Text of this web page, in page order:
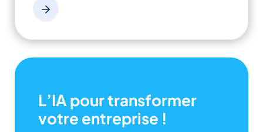
L’IA pour transformer
votre entreprise !